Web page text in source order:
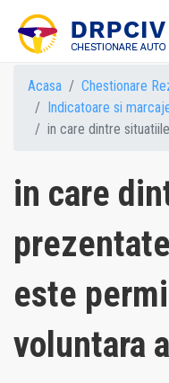
Acasa Chestionare
Indicatoare si
in care dintre
in care
este
voluntara